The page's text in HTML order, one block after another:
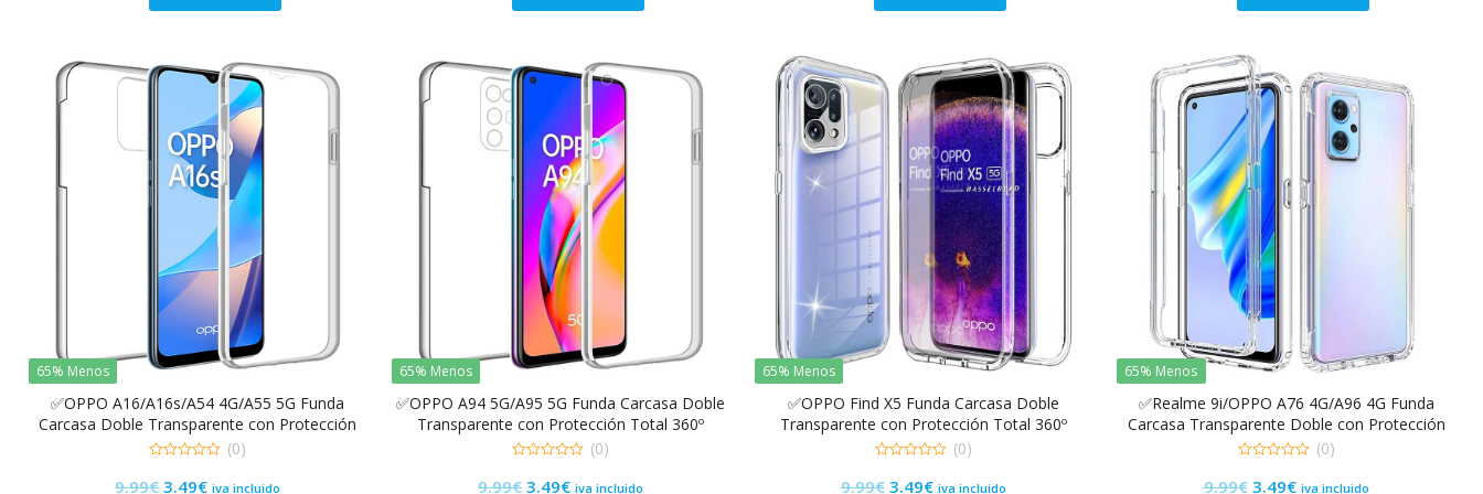
original
9.99€.
actual
3.99€.
original
8.99€.
actual
2.99€.
original
9.99€.
actual
3.49€.
original
9.99€.
actual
65% Menos
✅OPPO A16/A16s/A54 4G/A55 5G Funda
Carcasa Doble Transparente con Protección
Total 360º
de
(0)
9.99€El
3.49€Eliva incluido
65% Menos
✅OPPO A94 5G/A95 5G Funda Carcasa Doble
Transparente con Protección Total 360º
de
(0)
9.99€ El
3.49€Eliva incluido
65% Menos
✅OPPO Find X5 Funda Carcasa Doble
Transparente con Protección Total 360º
de
(0)
9.99€ El
3.49€Eliva incluido
65% Menos
✅Realme 9i/OPPO A76 4G/A96 4G Funda
Carcasa Transparente Doble con Protección
360º
de
(0)
9.99€ El
3.49€Eliva incluido